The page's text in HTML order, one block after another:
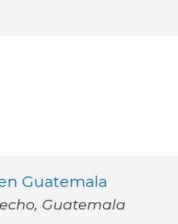
Guatemala
Guatemala